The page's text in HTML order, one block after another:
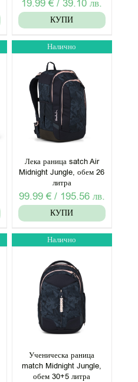
19.99€ / 39.10лв.
КУПИ
Налично
Лека раница satch Air
Midnight Jungle, обем 26
литра
99.99 € / 195.56 лв.
КУПИ
Налично
Ученическа раница
match Midnight Jungle,
обем 30+5 литра